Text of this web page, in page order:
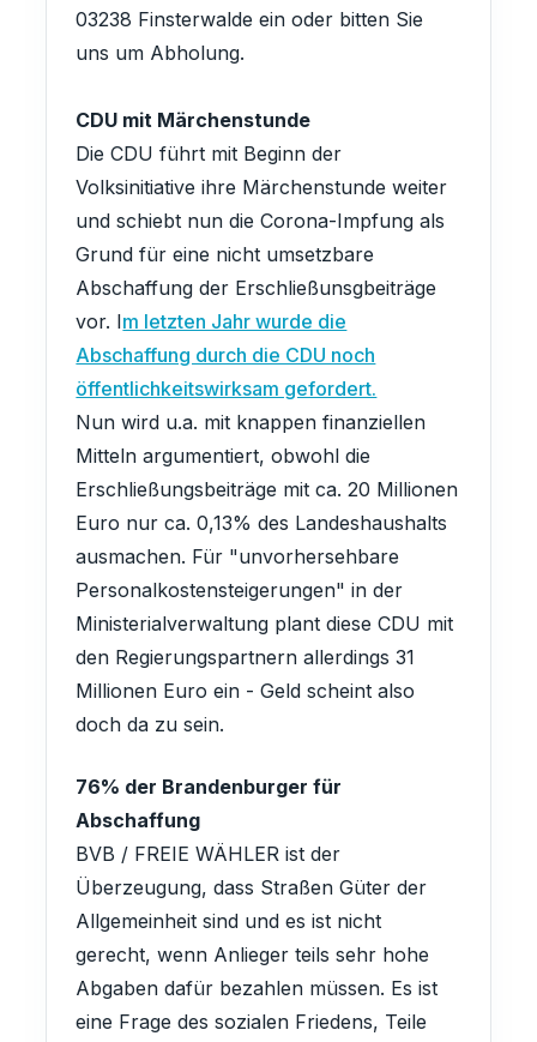
03238 Finsterwalde ein oder bitten Sie
uns um Abholung.
CDU mit Märchenstunde
Die CDU führt mit Beginn der
Volksinitiative ihre Märchenstunde weiter
und schiebt nun die Corona-Impfung als
Grund für eine nicht umsetzbare
Abschaffung der Erschließunsgbeiträge
vor. Im letzten Jahr wurde die
Abschaffung durch die CDU noch
öffentlichkeitswirksam gefordert.
Nun wird u.a. mit knappen finanziellen
Mitteln argumentiert, obwohl die
Erschließungsbeiträge mit ca. 20 Millionen
Euro nur ca. 0,13% des Landeshaushalts
ausmachen. Für "unvorhersehbare
Personalkostensteigerungen" in der
Ministerialverwaltung plant diese CDU mit
den Regierungspartnern allerdings 31
Millionen Euro ein - Geld scheint also
doch da zu sein.
76% der Brandenburger für
Abschaffung
BVB / FREIE WÄHLER ist der
Überzeugung, dass Straßen Güter der
Allgemeinheit sind und es ist nicht
gerecht, wenn Anlieger teils sehr hohe
Abgaben dafür bezahlen müssen. Es ist
eine Frage des sozialen Friedens, Teile